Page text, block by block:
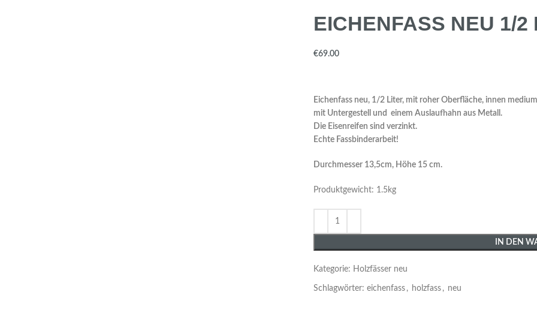
EICHENFASS NEU 1/2
€
Eichenfass neu, 1/2 Liter, mit roher Oberfläche, innen
mit Untergestell und einem Auslaufhahn aus Metall.
Die Eisenreifen sind verzinkt.
Echte Fassbinderarbeit!
Durchmesser 13,5cm, Höhe 15 cm.
Produktgewicht: 1.5kg
IN DEN
Kategorie: Holzfässer neu
Schlagwörter:eichenfass , holzfass , neu